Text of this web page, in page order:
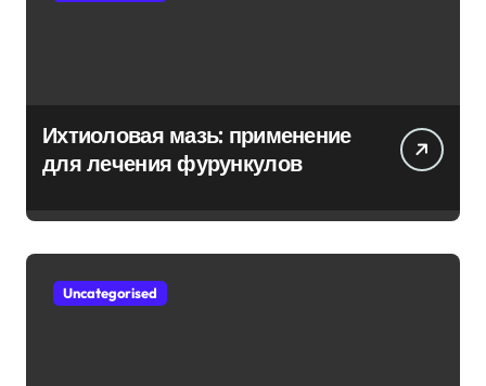
Ихтиоловая мазь: применение
для лечения фурункулов
Uncategorised